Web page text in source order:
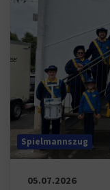
Spielmannszug
05.07.2026